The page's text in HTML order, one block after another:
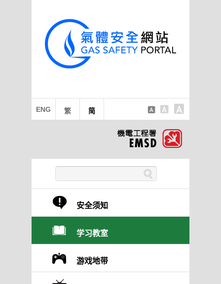
ENG 繁 简
安全须知
学习教室
游戏地带